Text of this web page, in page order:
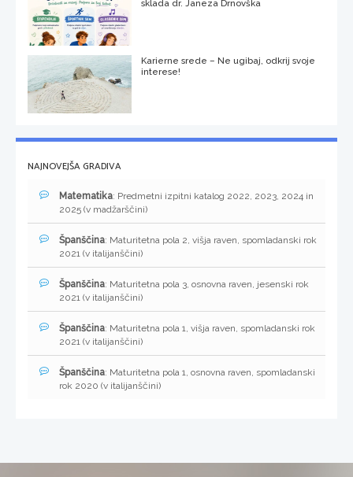
sklada dr. Janeza Drnovška
Karierne srede – Ne ugibaj, odkrij svoje
interese!
NAJNOVEJŠA GRADIVA
Matematika: Predmetni izpitni katalog 2022, 2023, 2024 in
2025 (v madžarščini)
Španščina: Maturitetna pola 2, višja raven, spomladanski rok
2021 (v italijanščini)
Španščina: Maturitetna pola 3, osnovna raven, jesenski rok
2021 (v italijanščini)
Španščina: Maturitetna pola 1, višja raven, spomladanski rok
2021 (v italijanščini)
Španščina: Maturitetna pola 1, osnovna raven, spomladanski
rok 2020 (v italijanščini)